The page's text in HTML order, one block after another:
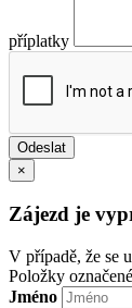
příplatky
×
Zájezd je
V případě, že se
Položky označené
Jméno